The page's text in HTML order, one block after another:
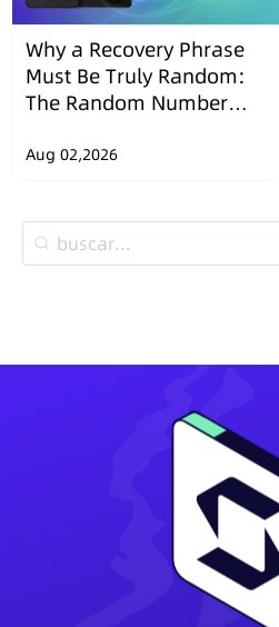
Why a Recovery Phrase
Must Be Truly Random:
The Random Number
SafePal Hardware
Aug 02,2026